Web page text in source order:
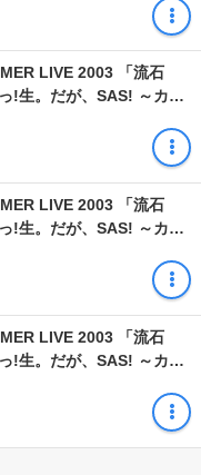
LIVE 2003 「流石
!生。だが、SAS! ～カー
LIVE 2003 「流石
!生。だが、SAS! ～カー
LIVE 2003 「流石
!生。だが、SAS! ～カー